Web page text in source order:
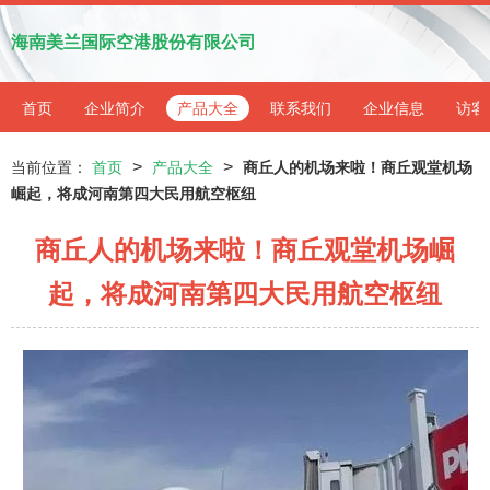
海南美兰国际空港股份有限公司
首页 企业简介 产品大全 联系我们 企业信息 访客
当前位置： 首页 > 产品大全 > 商丘人的机场来啦！商丘观堂机场
崛起，将成河南第四大民用航空枢纽
商丘人的机场来啦！商丘观堂机场崛
起，将成河南第四大民用航空枢纽